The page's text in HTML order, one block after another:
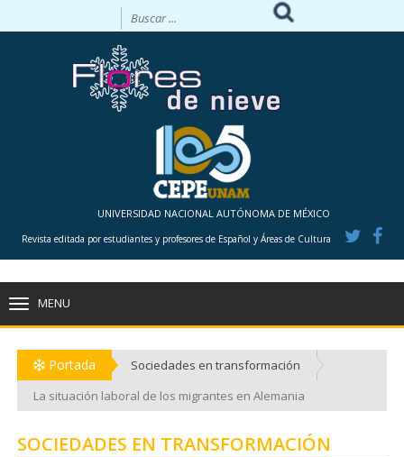
UNIVERSIDAD NACIONAL AUTÓNOMA DE MÉXICO
Revista editada por estudiantes y profesores de Español y Áreas de Cultura
MENU
Portada
Sociedades en transformación
La situación laboral de los migrantes en Alemania
SOCIEDADES EN TRANSFORMACIÓN